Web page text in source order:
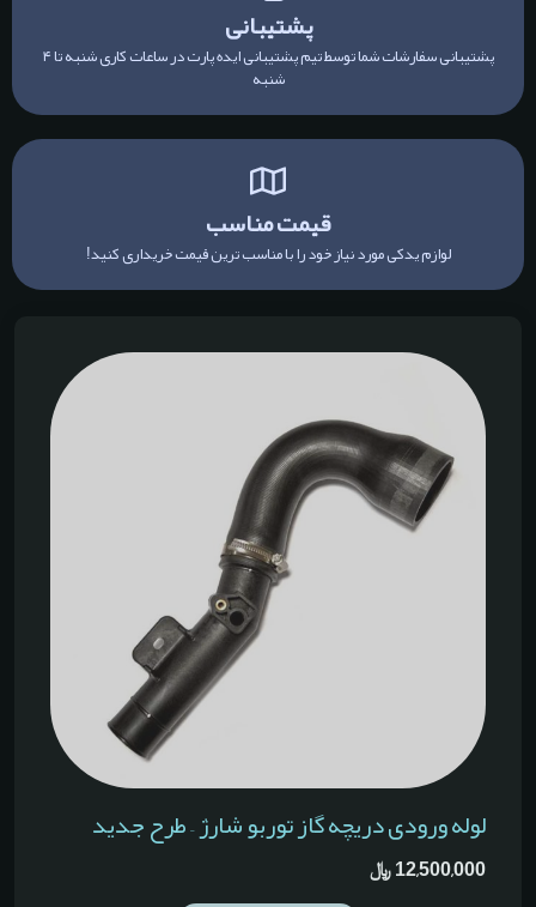
پشتیبانی
پشتیبانی سفارشات شما توسط تیم پشتیبانی ایده پارت در ساعات کاری شنبه تا ۴
شنبه
قیمت مناسب
لوازم یدکی مورد نیاز خود را با مناسب ترین قیمت خریداری کنید!
لوله ورودی دریچه گاز توربو شارژ – طرح جدید
12,500,000﷼